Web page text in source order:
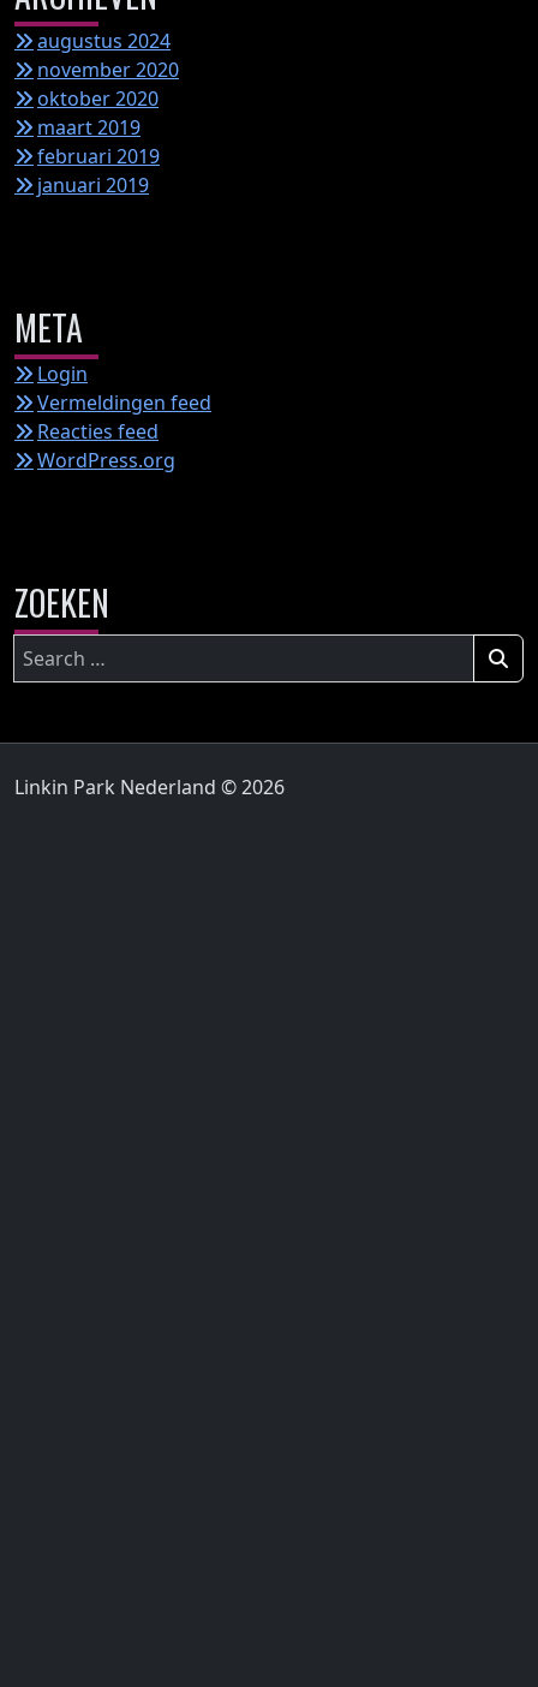
augustus 2024
november 2020
oktober 2020
maart 2019
februari 2019
januari 2019
META
Login
Vermeldingen feed
Reacties feed
WordPress.org
ZOEKEN
Zoeken
naar:
Linkin Park Nederland © 2026